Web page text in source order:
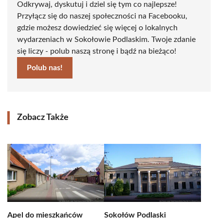
Odkrywaj, dyskutuj i dziel się tym co najlepsze!
Przyłącz się do naszej społeczności na Facebooku,
gdzie możesz dowiedzieć się więcej o lokalnych
wydarzeniach w Sokołowie Podlaskim. Twoje zdanie
się liczy - polub naszą stronę i bądź na bieżąco!
Polub nas!
Zobacz Także
Apel do mieszkańców Sokołów Podlaski